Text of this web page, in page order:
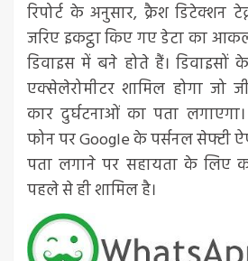
रिपोर्ट के अनुसार, क्रैश डिटेक्शन
जरिए इकट्ठा किए गए डेटा का
डिवाइस में बने होते हैं।
एक्सेलेरोमीटर शामिल होगा जो
कार दुर्घटनाओं का पता
फोन पर Google के पर्सनल सेफ्टी
पता लगाने पर सहायता के लिए
पहले से ही शामिल है।